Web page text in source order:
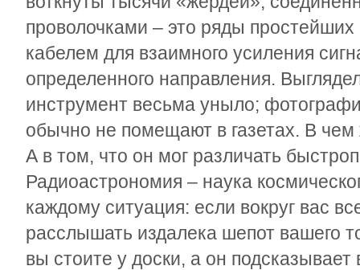
проволочками – это ряды
кабелем для взаимного усиления
определенного направления.
инструмент весьма уныло;
обычно не помещают в газетах. В чем
А в том, что он мог различать
Радиоастрономия – наука
каждому ситуация: если вокруг вас
расслышать издалека шепот вашего
вы стоите у доски, а он